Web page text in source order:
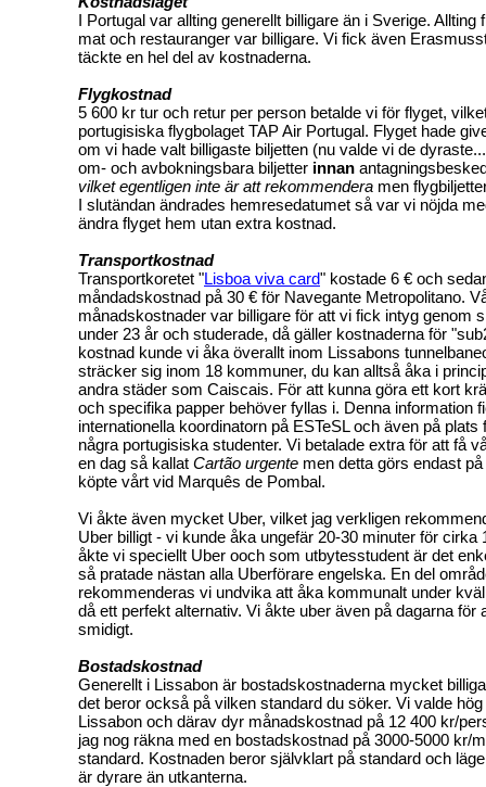
I Portugal var allting generellt billigare än i Sverige. Allting
mat och restauranger var billigare. Vi fick även
täckte en hel del av kostnaderna.
Flygkostnad
5 600 kr tur och retur per person betalde vi för flyget,
portugisiska flygbolaget TAP Air Portugal. Flyget hade
om vi hade valt billigaste biljetten (nu valde vi de
om- och avbokningsbara biljetter innan
vilket egentligen inte är att rekommendera men
I slutändan ändrades hemresedatumet så var vi nöjda
ändra flyget hem utan extra kostnad.
Transportkostnad
Transportkoretet "Lisboa viva card" kostade 6 € och
måndadskostnad på 30 € för Navegante Metropolitano.
månadskostnader var billigare för att vi fick intyg genom
under 23 år och studerade, då gäller kostnaderna för
kostnad kunde vi åka överallt inom Lissabons
sträcker sig inom 18 kommuner, du kan alltså åka i
andra städer som Caiscais. För att kunna göra ett kort
och specifika papper behöver fyllas i. Denna information
internationella koordinatorn på ESTeSL och även på plats
några portugisiska studenter. Vi betalade extra för att få
en dag så kallat Cartão urgente men detta görs endast
köpte vårt vid Marquês de Pombal.
Vi åkte även mycket Uber, vilket jag verkligen
Uber billigt - vi kunde åka ungefär 20-30 minuter för cirka
åkte vi speciellt Uber ooch som utbytesstudent är det
så pratade nästan alla Uberförare engelska. En del
rekommenderas vi undvika att åka kommunalt under
då ett perfekt alternativ. Vi åkte uber även på dagarna för
smidigt.
Bostadskostnad
Generellt i Lissabon är bostadskostnaderna mycket
det beror också på vilken standard du söker. Vi valde
Lissabon och därav dyr månadskostnad på 12 400 kr/
jag nog räkna med en bostadskostnad på 3000-5000 kr/
standard. Kostnaden beror självklart på standard och
är dyrare än utkanterna.